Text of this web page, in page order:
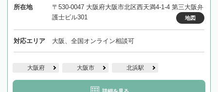
所在地
〒530-0047 大阪府大阪市北区西天満4-1-4 第三大阪弁
護士ビル301
地図
対応エリア 大阪、全国オンライン相談可
大阪府 大阪市 北浜駅